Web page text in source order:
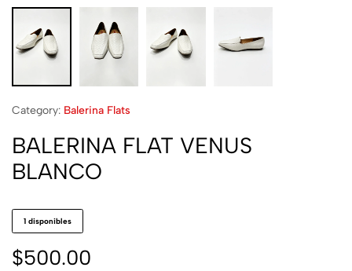
Category: Balerina Flats
BALERINA FLAT VENUS
BLANCO
1 disponibles
$500.00